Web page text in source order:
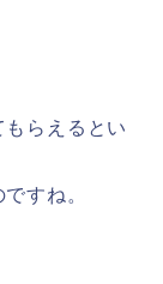
らえるとい
すね。